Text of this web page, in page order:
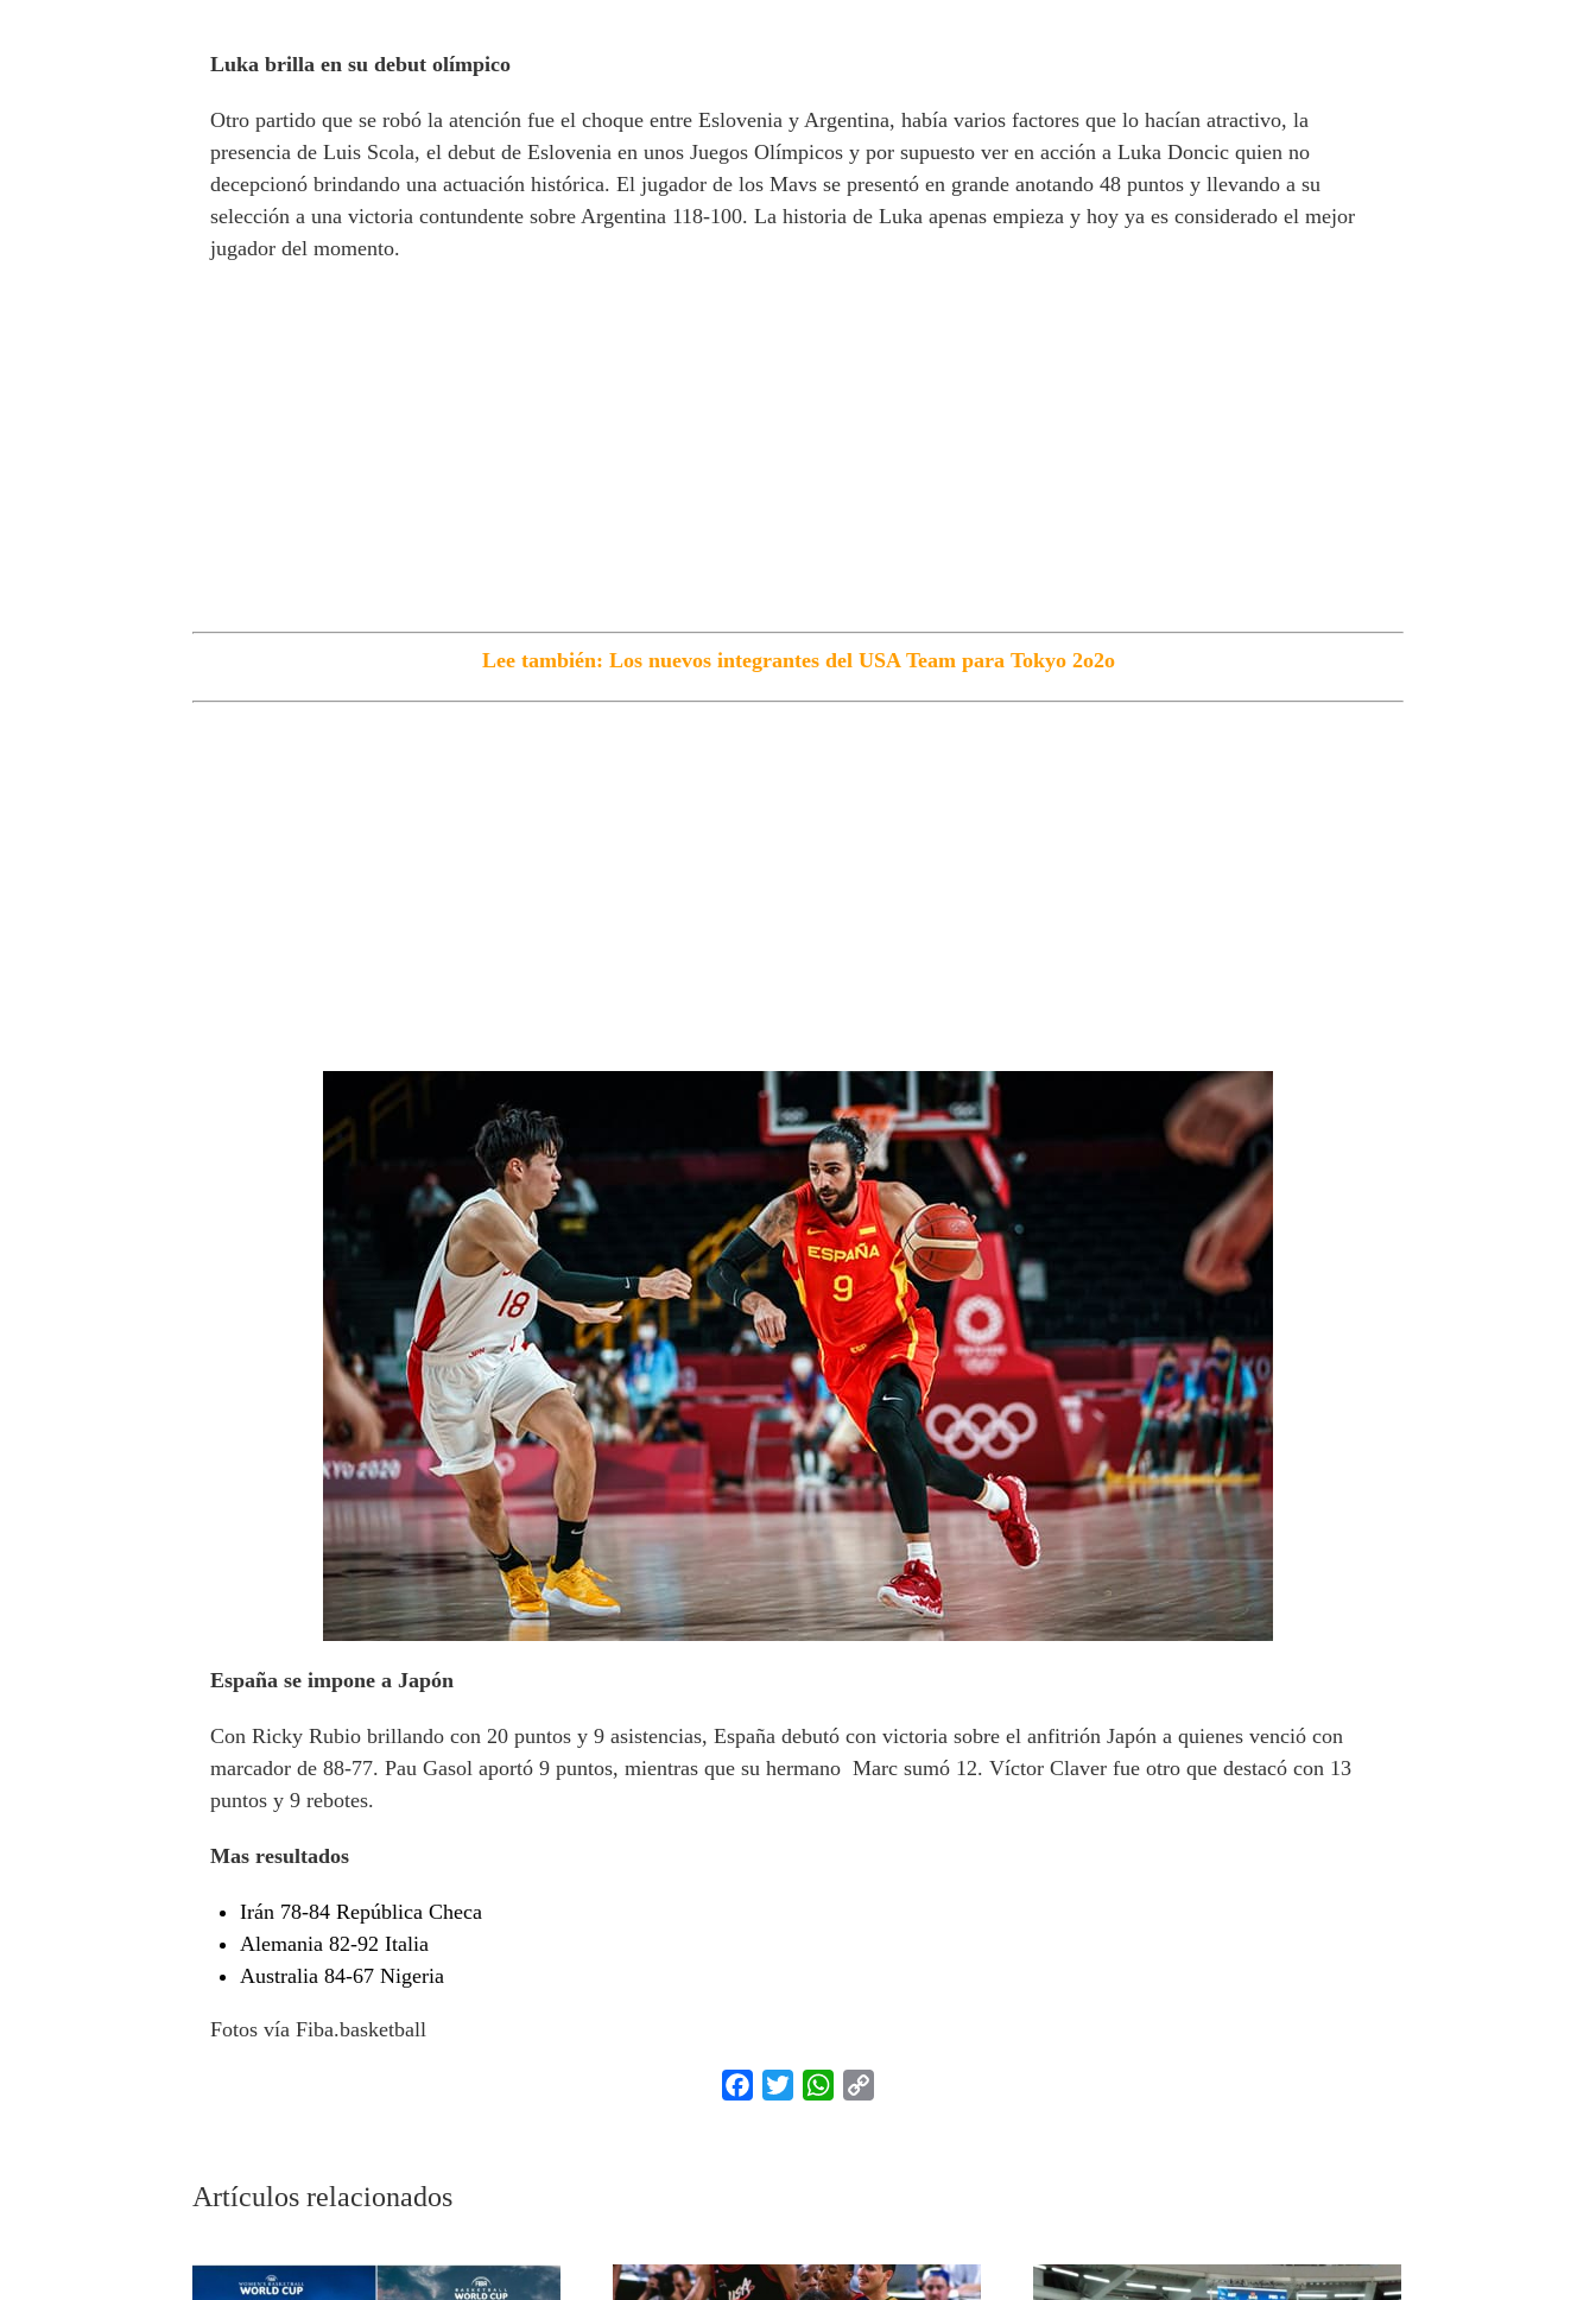
Luka brilla en su debut olímpico
Otro partido que se robó la atención fue el choque entre Eslovenia y Argentina, había varios factores que lo hacían atractivo, la
presencia de Luis Scola, el debut de Eslovenia en unos Juegos Olímpicos y por supuesto ver en acción a Luka Doncic quien no
decepcionó brindando una actuación histórica. El jugador de los Mavs se presentó en grande anotando 48 puntos y llevando a su
selección a una victoria contundente sobre Argentina 118-100. La historia de Luka apenas empieza y hoy ya es considerado el mejor
jugador del momento.
Lee también: Los nuevos integrantes del USA Team para Tokyo 2o2o
España se impone a Japón
Con Ricky Rubio brillando con 20 puntos y 9 asistencias, España debutó con victoria sobre el anfitrión Japón a quienes venció con
marcador de 88-77. Pau Gasol aportó 9 puntos, mientras que su hermano Marc sumó 12. Víctor Claver fue otro que destacó con 13
puntos y 9 rebotes.
Mas resultados
Irán 78-84 República Checa
Alemania 82-92 Italia
Australia 84-67 Nigeria
Fotos vía Fiba.basketball
Facebook
Twitter WhatsApp
Artículos relacionados